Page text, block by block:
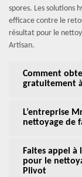
spores. Les solutions
efficace contre le
résultat pour le
Artisan.
Comment
gratuitement
L’entreprise
nettoyage de
Faites appel à
pour le
Plivot